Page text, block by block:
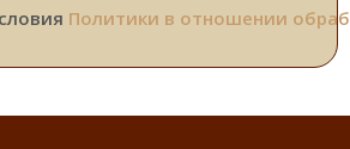
Политики в отношении